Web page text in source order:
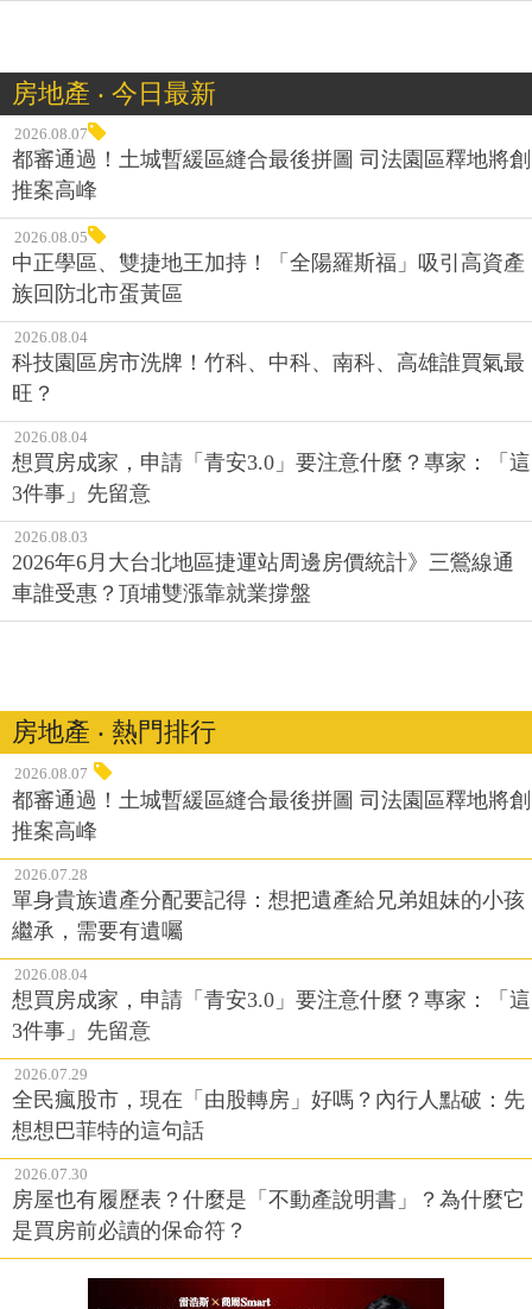
房地產 ‧ 今日最新
2026.08.07
都審通過！土城暫緩區縫合最後拼圖 司法園區釋地將創
推案高峰
2026.08.05
中正學區、雙捷地王加持！「全陽羅斯福」吸引高資產
族回防北市蛋黃區
2026.08.04
科技園區房市洗牌！竹科、中科、南科、高雄誰買氣最
旺？
2026.08.04
想買房成家，申請「青安3.0」要注意什麼？專家：「這
3件事」先留意
2026.08.03
2026年6月大台北地區捷運站周邊房價統計》三鶯線通
車誰受惠？頂埔雙漲靠就業撐盤
房地產 ‧ 熱門排行
2026.08.07
都審通過！土城暫緩區縫合最後拼圖 司法園區釋地將創
推案高峰
2026.07.28
單身貴族遺產分配要記得：想把遺產給兄弟姐妹的小孩
繼承，需要有遺囑
2026.08.04
想買房成家，申請「青安3.0」要注意什麼？專家：「這
3件事」先留意
2026.07.29
全民瘋股市，現在「由股轉房」好嗎？內行人點破：先
想想巴菲特的這句話
2026.07.30
房屋也有履歷表？什麼是「不動產說明書」？為什麼它
是買房前必讀的保命符？